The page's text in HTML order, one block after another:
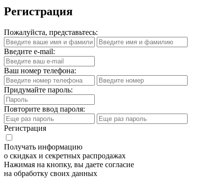
Регистрация
Пожалуйста, представьтесь:
Введите e-mail:
Ваш номер телефона:
Придумайте пароль:
Повторите ввод пароля:
Регистрация
Получать информацию
о скидках и секретных распродажах
Нажимая на кнопку, вы даете согласие
на обработку своих данных